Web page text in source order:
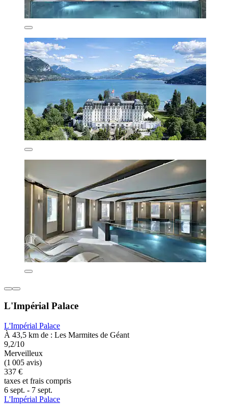
L'Impérial Palace
L'Impérial Palace
À 43,5 km de : Les Marmites de Géant
9,2/10
Merveilleux
(1 005 avis)
337 €
taxes et frais compris
6 sept. - 7 sept.
L'Impérial Palace